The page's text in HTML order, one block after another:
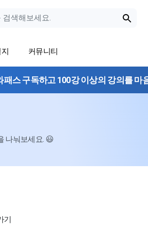
커뮤니티
패스 구독하고 100강 이상의 강의를 마
나눠보세요. 😃
기